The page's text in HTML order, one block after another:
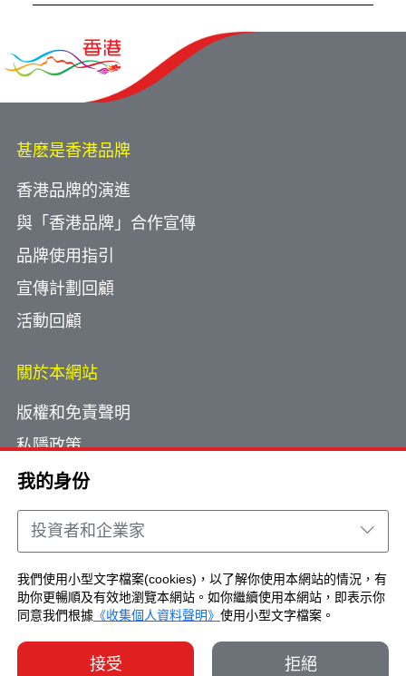
我的身份
投資者和企業家
我們使用小型文字檔案(cookies)，以了解你使用本網站的情況，有
助你更暢順及有效地瀏覽本網站。如你繼續使用本網站，即表示你
同意我們根據 《收集個人資料聲明》 使用小型文字檔案。
接受 拒絕
甚麽是香港品牌
香港品牌的演進
與「香港品牌」合作宣傳
品牌使用指引
宣傳計劃回顧
活動回顧
關於本網站
版權和免責聲明
私隱政策
使用小型文字檔案
網頁指南
聯絡我們
Copyright © Brand Hong Kong. All Rights
Reserved.